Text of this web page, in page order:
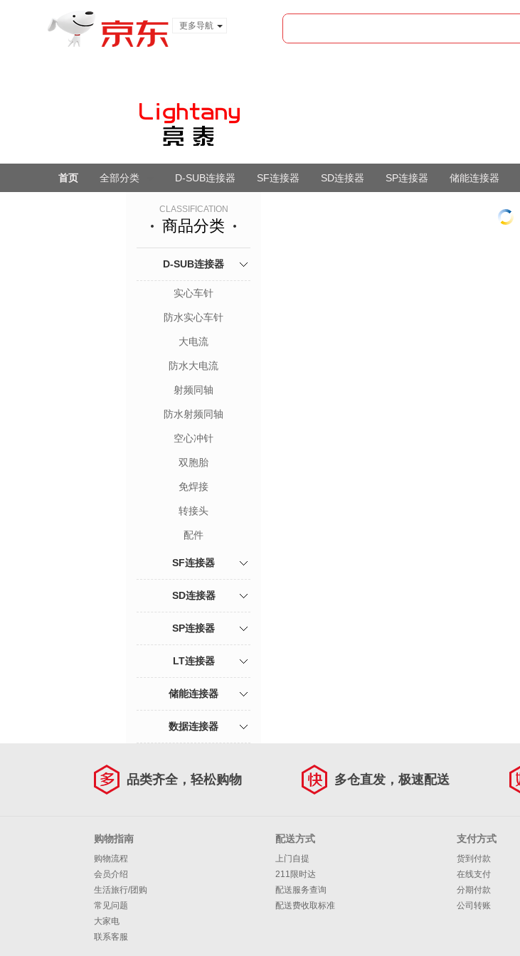
更多导航
首页 全部分类 D-SUB连接器 SF连接器 SD连接器 SP连接器 储能连接器
CLASSIFICATION
商品分类
D-SUB连接器
实心车针
防水实心车针
大电流
防水大电流
射频同轴
防水射频同轴
空心冲针
双胞胎
免焊接
转接头
配件
SF连接器
SD连接器
SP连接器
LT连接器
储能连接器
数据连接器
品类齐全，轻松购物 多仓直发，极速配送
购物指南
购物流程
会员介绍
生活旅行/团购
常见问题
大家电
联系客服
配送方式
上门自提
211限时达
配送服务查询
配送费收取标准
支付方式
货到付款
在线支付
分期付款
公司转账